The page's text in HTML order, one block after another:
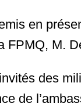
en
FPMQ, M.
des
de